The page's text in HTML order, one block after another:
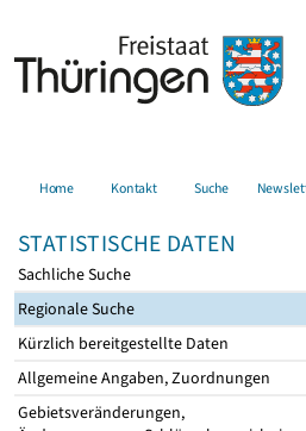
Home Kontakt Suche
STATISTISCHE DATEN
Sachliche Suche
Regionale Suche
Kürzlich bereitgestellte Daten
Allgemeine Angaben, Zuordnungen
Gebietsveränderungen,